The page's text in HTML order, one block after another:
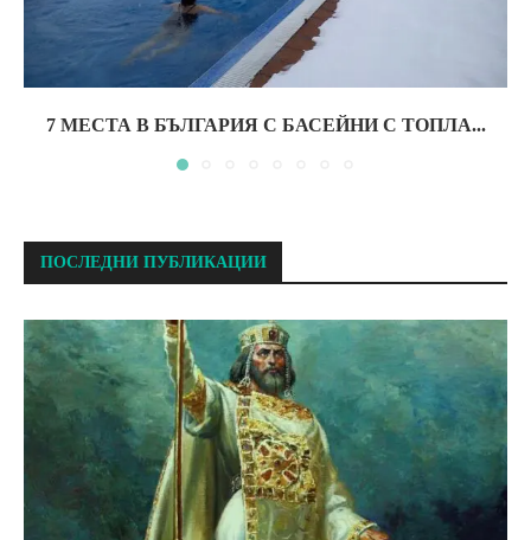
7 МЕСТА В БЪЛГАРИЯ С БАСЕЙНИ С ТОПЛА...
ПОСЛЕДНИ ПУБЛИКАЦИИ